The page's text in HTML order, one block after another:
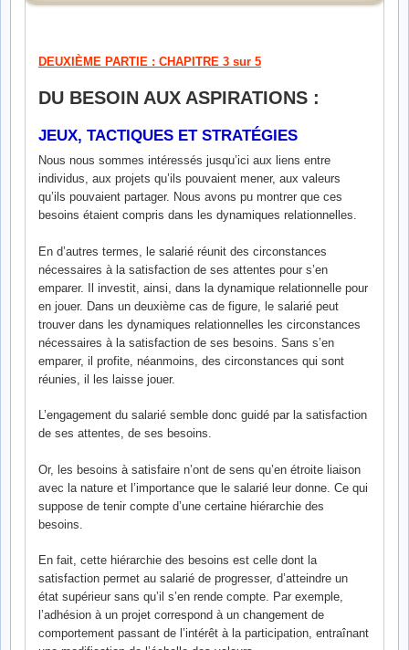
DEUXIÈME PARTIE : CHAPITRE 3 sur 5
DU BESOIN AUX ASPIRATIONS :
JEUX, TACTIQUES ET STRATÉGIES
Nous nous sommes intéressés jusqu’ici aux liens entre
individus, aux projets qu’ils pouvaient mener, aux valeurs
qu’ils pouvaient partager. Nous avons pu montrer que ces
besoins étaient compris dans les dynamiques relationnelles.
En d’autres termes, le salarié réunit des circonstances
nécessaires à la satisfaction de ses attentes pour s’en
emparer. Il investit, ainsi, dans la dynamique relationnelle pour
en jouer. Dans un deuxième cas de figure, le salarié peut
trouver dans les dynamiques relationnelles les circonstances
nécessaires à la satisfaction de ses besoins. Sans s’en
emparer, il profite, néanmoins, des circonstances qui sont
réunies, il les laisse jouer.
L’engagement du salarié semble donc guidé par la satisfaction
de ses attentes, de ses besoins.
Or, les besoins à satisfaire n’ont de sens qu’en étroite liaison
avec la nature et l’importance que le salarié leur donne. Ce qui
suppose de tenir compte d’une certaine hiérarchie des
besoins.
En fait, cette hiérarchie des besoins est celle dont la
satisfaction permet au salarié de progresser, d’atteindre un
état supérieur sans qu’il s’en rende compte. Par exemple,
l’adhésion à un projet correspond à un changement de
comportement passant de l’intérêt à la participation, entraînant